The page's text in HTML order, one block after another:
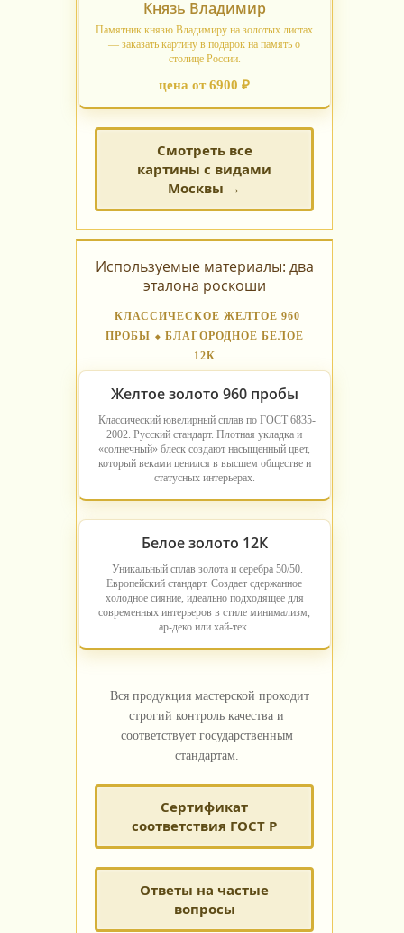
Князь Владимир
Памятник князю Владимиру на золотых листах
— заказать картину в подарок на память о
столице России.
цена от 6900 ₽
Смотреть все
картины с видами
Москвы →
Используемые материалы: два
эталона роскоши
КЛАССИЧЕСКОЕ ЖЕЛТОЕ 960
ПРОБЫ ⬥ БЛАГОРОДНОЕ БЕЛОЕ
12К
Желтое золото 960 пробы
Классический ювелирный сплав по ГОСТ 6835-
2002. Русский стандарт. Плотная укладка и
«солнечный» блеск создают насыщенный цвет,
который веками ценился в высшем обществе и
статусных интерьерах.
Белое золото 12К
Уникальный сплав золота и серебра 50/50.
Европейский стандарт. Создает сдержанное
холодное сияние, идеально подходящее для
современных интерьеров в стиле минимализм,
ар-деко или хай-тек.
Вся продукция мастерской проходит
строгий контроль качества и
соответствует государственным
стандартам.
Сертификат
соответствия ГОСТ Р
Ответы на частые
вопросы